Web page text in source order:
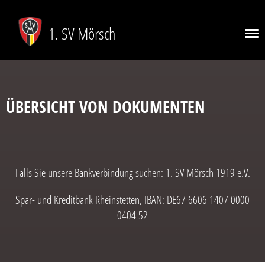
1. SV Mörsch
ÜBERSICHT VON DOKUMENTEN
Falls Sie unsere Bankverbindung suchen: 1. SV Mörsch 1919 e.V.
Spar- und Kreditbank Rheinstetten, IBAN: DE67 6606 1407 0000
0404 52